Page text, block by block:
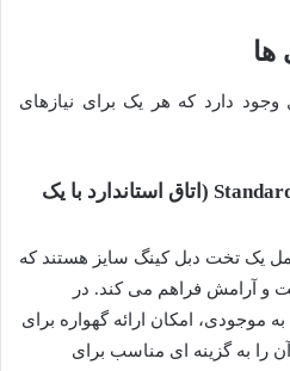
ها
دارد که هر یک برای نیازهای
Standard Room with 1 Double Bed (اتاق استاندارد با یک
یک تخت دبل کینگ سایز هستند که
و آرامش فراهم می کند. در
امکان ارائه گهواره برای
را به گزینه ای مناسب برای